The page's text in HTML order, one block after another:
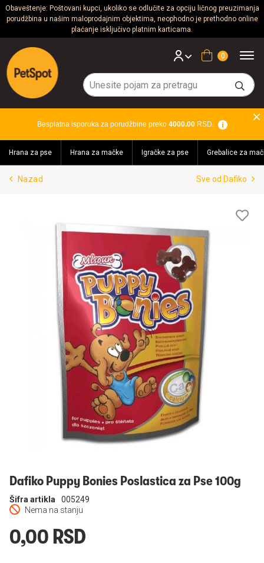
Obaveštenje: Poštovani kupci, ukoliko se odlučite za opciju ličnog preuzimanja
porudžbina u našim maloprodajnim objektima, neophodno je prethodno online
plaćanje isključivo platnim karticama.
Psi
Mačke
Glodari
Akvaristika
Teraristika
Brendovi
Akcija!
Korpa
Besplatna isporuka za porudžbine preko 4000.00RSD.
Hrana za pse Hrana za mačke Igračke za pse Grebalice za
Nazad Sve od Dafiko
Dafiko Puppy Bonies Poslastica za Pse 100g
Nema na stanju
Šifra artikla 005249
0,00 RSD